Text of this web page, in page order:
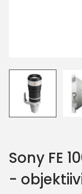
Sony FE
-